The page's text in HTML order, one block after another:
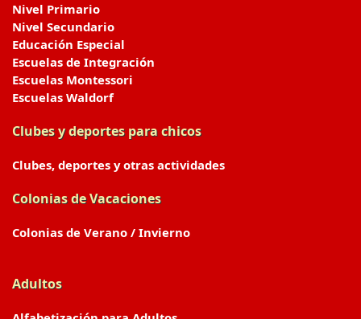
Nivel Primario
Nivel Secundario
Educación Especial
Escuelas de Integración
Escuelas Montessori
Escuelas Waldorf
Clubes y deportes para chicos
Clubes, deportes y otras actividades
Colonias de Vacaciones
Colonias de Verano / Invierno
Adultos